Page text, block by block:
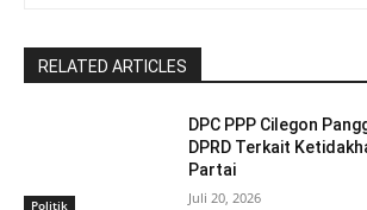
RELATED ARTICLES
Politik
DPC PPP Cilegon
DPRD Terkait
Partai
Juli 20, 2026